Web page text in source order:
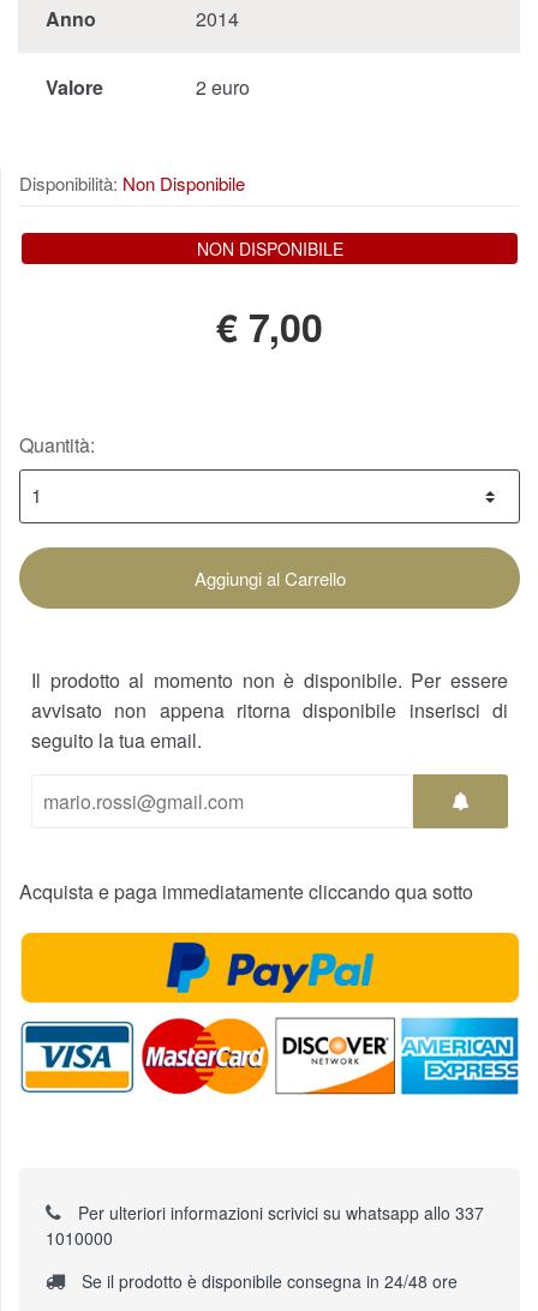
Anno
2014
Valore 2 euro
Disponibilità: Non Disponibile
NON DISPONIBILE
€ 7,00
Quantità:
Aggiungi al Carrello
Il prodotto al momento non è disponibile. Per essere
avvisato non appena ritorna disponibile inserisci di
seguito la tua email.
Acquista e paga immediatamente cliccando qua sotto
Per ulteriori informazioni scrivici su whatsapp allo 337
1010000
Se il prodotto è disponibile consegna in 24/48 ore